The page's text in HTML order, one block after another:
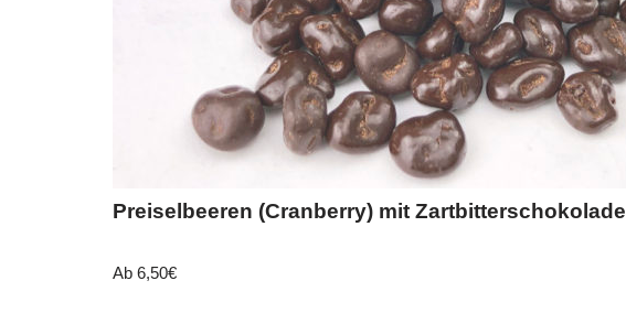
Preiselbeeren (Cranberry) mit Zartbitterschokolade
Ab 6,50€